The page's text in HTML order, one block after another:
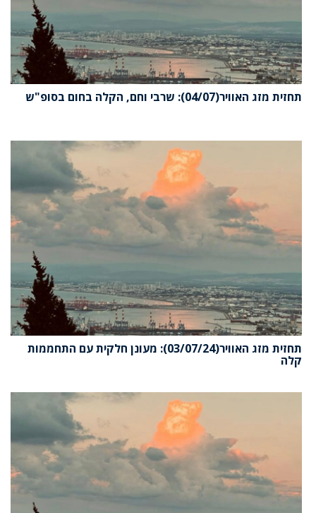
תחזית מזג האוויר(04/07): שרבי וחם, הקלה בחום בסופ"ש
תחזית מזג האוויר(03/07/24): מעונן חלקית עם התחממות
קלה